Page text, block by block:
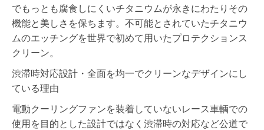
でもっとも腐食しにくいチタニウムが永きにわたりその
機能と美しさを保ちます。不可能とされていたチタニウ
ムのエッチングを世界で初めて用いたプロテクションス
クリーン。
渋滞時対応設計・全面を均一でクリーンなデザインにし
ている理由
電動クーリングファンを装着していないレース車輌での
使用を目的とした設計ではなく渋滞時の対応など公道で